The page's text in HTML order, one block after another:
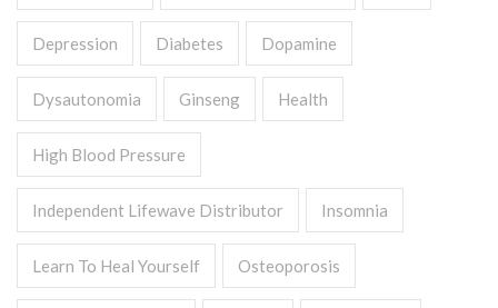
Depression Diabetes Dopamine
Dysautonomia Ginseng Health
High Blood Pressure
Independent Lifewave Distributor Insomnia
Learn To Heal Yourself Osteoporosis